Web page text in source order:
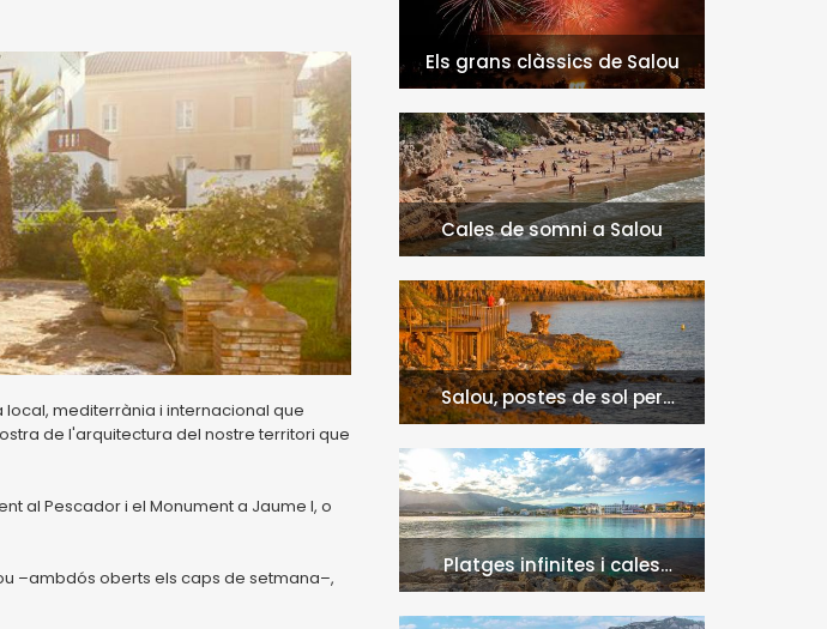
mediterrània i internacional que
de l'arquitectura del nostre territori que
al Pescador i el Monument a Jaume I, o
–ambdós oberts els caps de setmana–,
Els grans clàssics de Salou
Cales de somni a Salou
Salou, postes de sol per
penjar a Instagram
Platges infinites i cales
naturals a l'Hospitalet de
l'Infant i la Vall de Llors